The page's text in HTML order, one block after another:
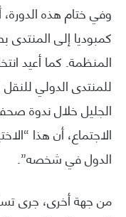
وفي ختام هذه
المنظمة. كما أعيد
للمنتدى الدولي
الجليل خلال ندوة
الاجتماع، أن هذا
الدول في شخصه”.
من جهة أخرى، جرى